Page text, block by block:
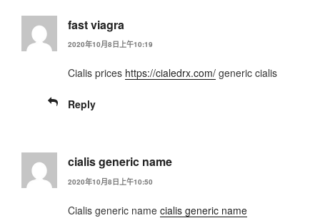
fast viagra
2020年10月8日上午10:19
Cialis prices https://cialedrx.com/ generic cialis
Reply
cialis generic name
2020年10月8日上午10:50
Cialis generic name cialis generic name